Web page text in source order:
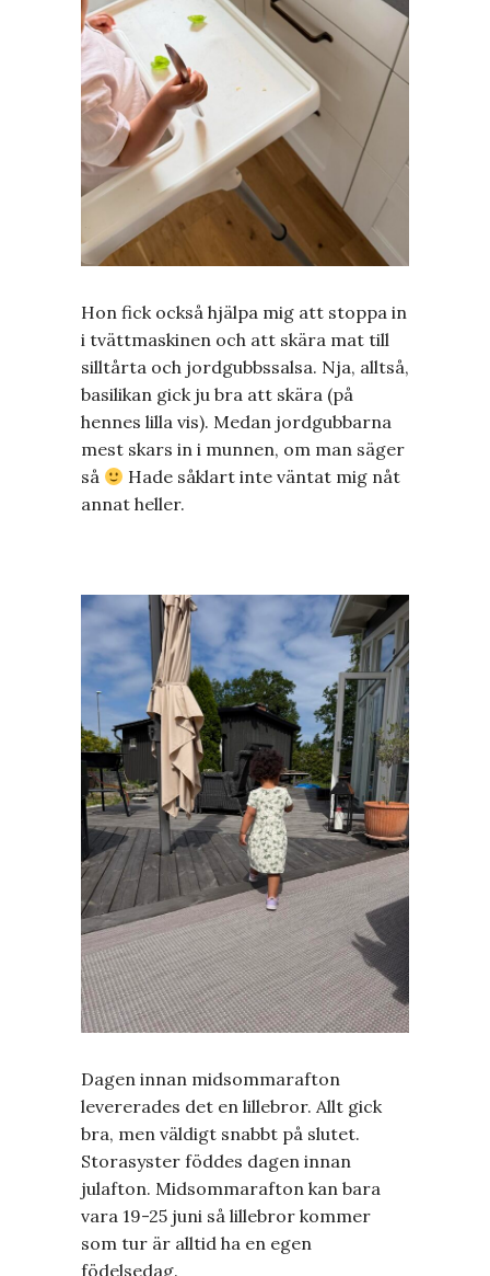
Hon fick också hjälpa mig att stoppa in
i tvättmaskinen och att skära mat till
silltårta och jordgubbssalsa. Nja, alltså,
basilikan gick ju bra att skära (på
hennes lilla vis). Medan jordgubbarna
mest skars in i munnen, om man säger
så
Hade såklart inte väntat mig nåt
annat heller.
Dagen innan midsommarafton
levererades det en lillebror. Allt gick
bra, men väldigt snabbt på slutet.
Storasyster föddes dagen innan
julafton. Midsommarafton kan bara
vara 19-25 juni så lillebror kommer
som tur är alltid ha en egen
födelsedag.